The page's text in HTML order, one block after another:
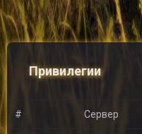
Привилегии
# Сервер